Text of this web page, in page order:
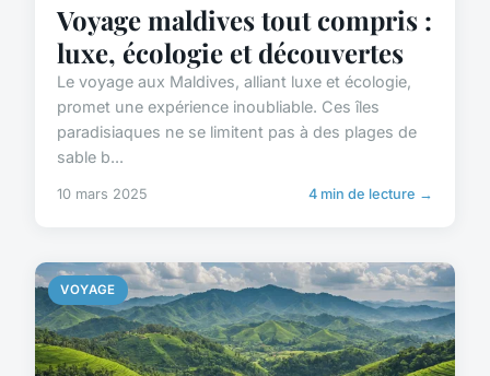
Voyage maldives tout compris :
luxe, écologie et découvertes
Le voyage aux Maldives, alliant luxe et écologie,
promet une expérience inoubliable. Ces îles
paradisiaques ne se limitent pas à des plages de
sable b...
10 mars 2025 4 min de lecture →
VOYAGE